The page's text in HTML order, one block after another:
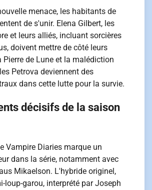
menace, les habitants de
de s'unir. Elena Gilbert, les
et leurs alliés, incluant sorcières
doivent mettre de côté leurs
Pierre de Lune et la malédiction
Petrova deviennent des
dans cette lutte pour la survie.
décisifs de la saison
Vampire Diaries marque un
dans la série, notamment avec
Mikaelson. L'hybride originel,
loup-garou, interprété par Joseph